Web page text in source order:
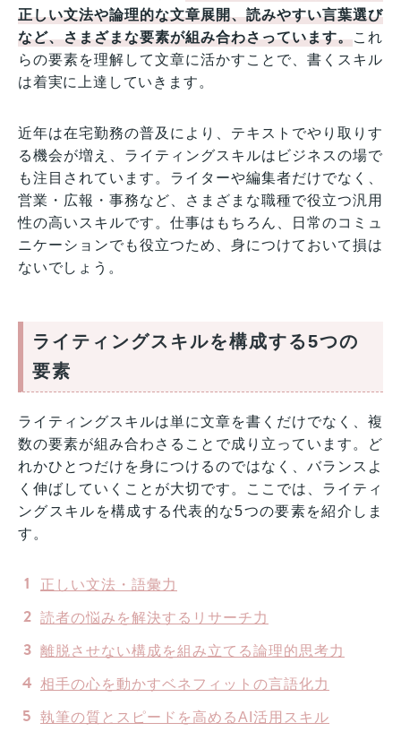
正しい文法や論理的な文章展開、読みやすい言葉選び
など、さまざまな要素が組み合わさっています。これ
らの要素を理解して文章に活かすことで、書くスキル
は着実に上達していきます。
近年は在宅勤務の普及により、テキストでやり取りす
る機会が増え、ライティングスキルはビジネスの場で
も注目されています。ライターや編集者だけでなく、
営業・広報・事務など、さまざまな職種で役立つ汎用
性の高いスキルです。仕事はもちろん、日常のコミュ
ニケーションでも役立つため、身につけておいて損は
ないでしょう。
ライティングスキルを構成する5つの
要素
ライティングスキルは単に文章を書くだけでなく、複
数の要素が組み合わさることで成り立っています。ど
れかひとつだけを身につけるのではなく、バランスよ
く伸ばしていくことが大切です。ここでは、ライティ
ングスキルを構成する代表的な5つの要素を紹介しま
す。
正しい文法・語彙力
読者の悩みを解決するリサーチ力
離脱させない構成を組み立てる論理的思考力
相手の心を動かすベネフィットの言語化力
執筆の質とスピードを高めるAI活用スキル